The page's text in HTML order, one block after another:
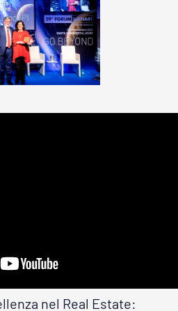
nel Real Estate: